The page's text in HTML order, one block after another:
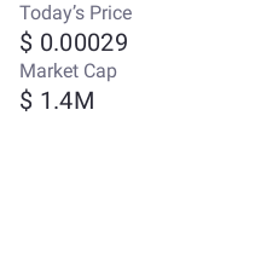
Today’s Price
$ 0.00029
Market Cap
$ 1.4M